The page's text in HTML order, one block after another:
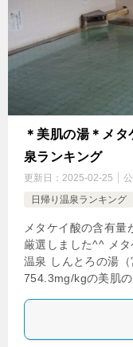
＊美肌の湯＊メ
泉ランキング
更新日： 2025-02-25
日帰り温泉ランキング
メタケイ酸の含有
厳選しました^^ メ
温泉 しんとろの湯
754.3mg/kgの美肌